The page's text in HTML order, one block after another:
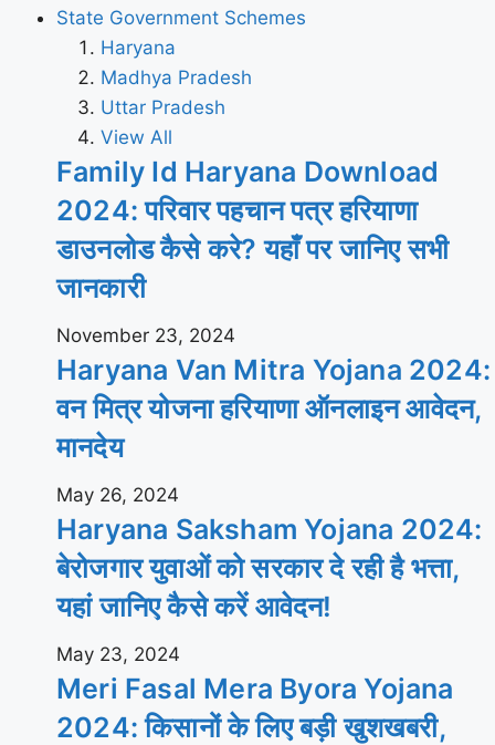
State Government Schemes
Haryana
Madhya Pradesh
Uttar Pradesh
View All
Family Id Haryana Download
2024: परिवार पहचान पत्र हरियाणा
डाउनलोड कैसे करे? यहाँ पर जानिए सभी
जानकारी
November 23, 2024
Haryana Van Mitra Yojana 2024:
वन मित्र योजना हरियाणा ऑनलाइन आवेदन,
मानदेय
May 26, 2024
Haryana Saksham Yojana 2024:
बेरोजगार युवाओं को सरकार दे रही है भत्ता,
यहां जानिए कैसे करें आवेदन!
May 23, 2024
Meri Fasal Mera Byora Yojana
2024: किसानों के लिए बड़ी खुशखबरी,